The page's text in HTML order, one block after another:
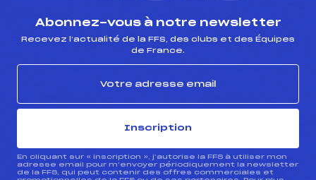
Abonnez-vous à notre newsletter
Recevez l’actualité de la FFS, des clubs et des Équipes
de France.
Inscription
En cliquant sur « inscription », j’autorise la FFS à utiliser mon
adresse email pour m’envoyer périodiquement la newsletter
de la FFS, qui peut contenir des offres commerciales et